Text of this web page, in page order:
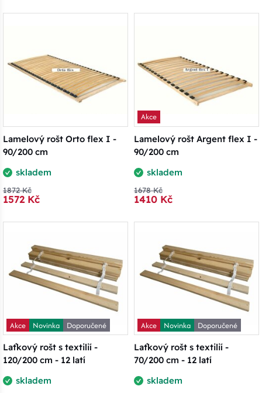
Lamelový rošt Orto flex I -
90/200 cm
skladem
1872 Kč
1572 Kč
Akce
Lamelový rošt Argent flex I -
90/200 cm
skladem
1678 Kč
1410 Kč
Akce Novinka
Doporučené
Laťkový rošt s textilií -
120/200 cm - 12 latí
skladem
Akce Novinka
Doporučené
Laťkový rošt s textilií -
70/200 cm - 12 latí
skladem